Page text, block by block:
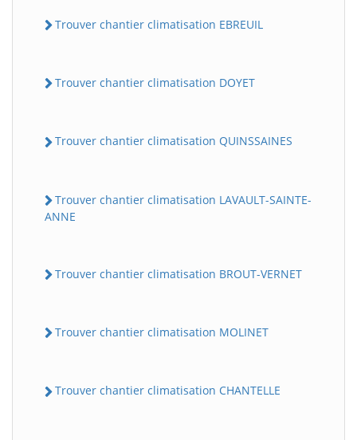
Trouver chantier climatisation EBREUIL
Trouver chantier climatisation DOYET
Trouver chantier climatisation QUINSSAINES
Trouver chantier climatisation LAVAULT-SAINTE-
ANNE
Trouver chantier climatisation BROUT-VERNET
Trouver chantier climatisation MOLINET
Trouver chantier climatisation CHANTELLE